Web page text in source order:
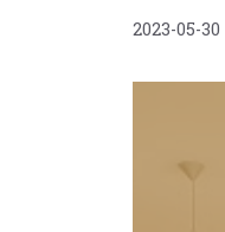
2023-05-30